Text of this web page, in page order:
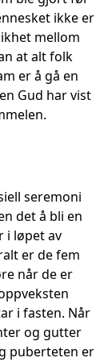
ikke er
mellom
at alt folk
er å gå en
Gud har vist
seremoni
det å bli en
i løpet av
er de fem
når de er
i fasten. Når
og gutter
puberteten er